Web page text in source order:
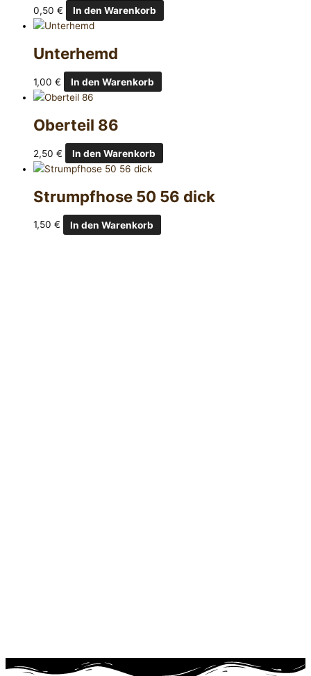
0,50 € In den Warenkorb
Unterhemd
1,00 € In den Warenkorb
Oberteil 86
2,50 € In den Warenkorb
Strumpfhose 50 56 dick
1,50 € In den Warenkorb